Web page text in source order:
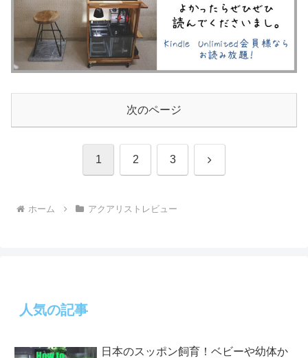
次のページ
1 2 3 次
ホーム アクアリストレビュー
人気の記事
日本のスッポン飼育！ベビーや幼体か